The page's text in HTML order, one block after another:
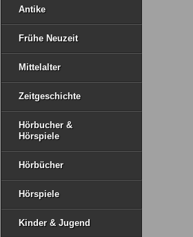
Antike
Frühe Neuzeit
Mittelalter
Zeitgeschichte
Hörbucher &
Hörspiele
Hörbücher
Hörspiele
Kinder & Jugend